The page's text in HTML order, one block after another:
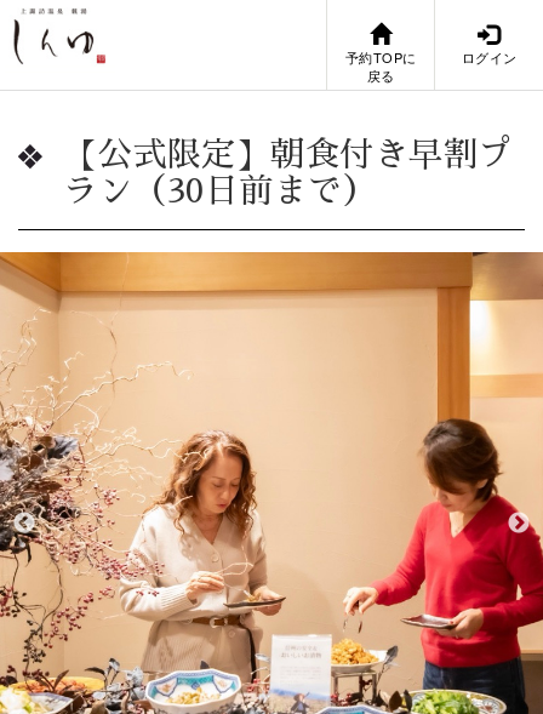
予約TOPに
戻る
ログイン
【公式限定】朝食付き早割プ
ラン（30日前まで）